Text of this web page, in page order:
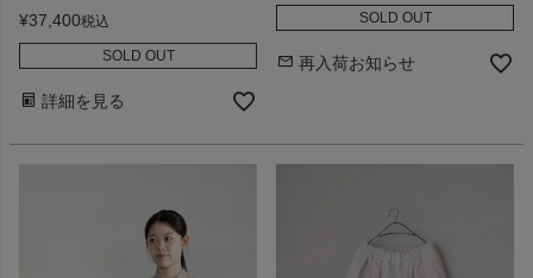
¥37,400税込
SOLD OUT
詳細を見る
SOLD OUT
再入荷お知らせ